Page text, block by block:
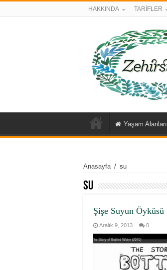
HAKKINDA TARİFLER
Yaşam Alanları
Anasayfa / su
su
Şişe Suyun Öyküsü
Aralık 9, 2013 0